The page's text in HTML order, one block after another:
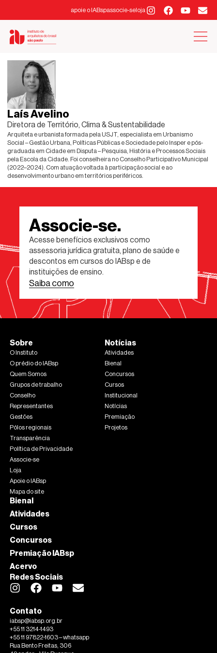
apoie o IABspassocie-seloja
Laís Avelino
Diretora de Território, Clima & Sustentabilidade
Arquiteta e urbanista formada pela USJT, especialista em Urbanismo
Social – Gestão Urbana, Políticas Públicas e Sociedade pelo Insper e pós-
graduada em Cidade em Disputa – Pesquisa, História e Processos Sociais
pela Escola da Cidade. Foi conselheira no Conselho Participativo Municipal
(2022–2024). Com atuação voltada à participação social e ao
desenvolvimento urbano em territórios periféricos.
Associe-se.
Acesse benefícios exclusivos como
assessoria jurídica gratuita, plano de saúde e
descontos em cursos do IABsp e de
instituições de ensino.
Saiba como
Sobre
O Instituto
O prédio do IABsp
Quem Somos
Grupos de trabalho
Conselho
Representantes
Gestões
Pólos regionais
Transparência
Política de Privacidade
Associe-se
Loja
Apoie o IABsp
Mapa do site
Notícias
Atividades
Bienal
Concursos
Cursos
Institucional
Notícias
Premiação
Projetos
Bienal
Atividades
Cursos
Concursos
Premiação IABsp
Acervo
Redes Sociais
Contato
iabsp@iabsp.org.br
+55 11 3214-1493
+55 11 97822-1603 – whatsapp
Rua Bento Freitas, 306